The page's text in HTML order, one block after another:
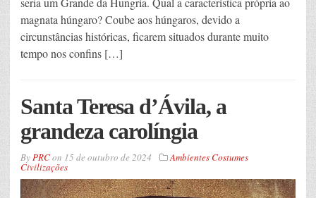
magnata húngaro? Coube aos húngaros, devido a
circunstâncias históricas, ficarem situados durante muito
tempo nos confins […]
Santa Teresa d’Ávila, a
grandeza carolíngia
ByPRCon 15 de outubro de 2024 Ambientes Costumes
Civilizações